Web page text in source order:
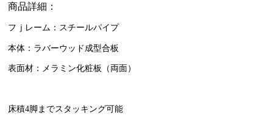
商品詳細：
フｊレーム：スチールパイプ
本体：ラバーウッド成型合板
表面材：メラミン化粧板（両面）
床積4脚までスタッキング可能